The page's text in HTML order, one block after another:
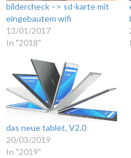
bildercheck –> sd-karte mit
eingebautem wifi
13/01/2017
In "2018"
das neue tablet, V2.0
20/03/2019
In "2019"